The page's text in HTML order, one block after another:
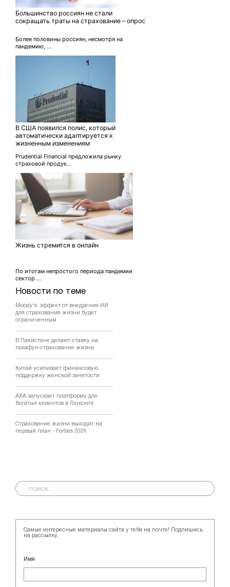
Новости по теме
Moody's: эффект от внедрения ИИ
для страхования жизни будет
ограниченным
В Пакистане делают ставку на
такафул-страхование жизни
Китай усиливает финансовую
поддержку женской занятости
AXA запускает платформу для
богатых клиентов в Гонконге
Страхование жизни выходит на
первый план - Forbes 2026
Большинство россиян не стали
сокращать траты на страхование – опрос
Более половины россиян, несмотря на
пандемию, ...
В США появился полис, который
автоматически адаптируется к
жизненным изменениям
Prudential Financial предложила рынку
страховой продук...
Жизнь стремится в онлайн
По итогам непростого периода пандемии
сектор ...
Самые интересные материалы сайта у тебя на почте! Подпишись
на рассылку.
Имя